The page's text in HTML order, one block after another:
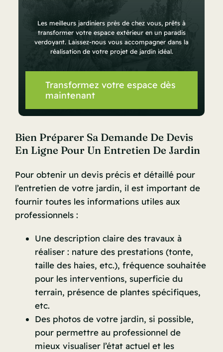
Les meilleurs jardiniers près de chez vous, prêts à
transformer votre espace extérieur en un paradis
verdoyant. Laissez-nous vous accompagner dans la
réalisation de votre projet de jardin idéal.
Transformez votre espace dès
maintenant
Bien Préparer Sa Demande De Devis
En Ligne Pour Un Entretien De Jardin
Pour obtenir un devis précis et détaillé pour
l’entretien de votre jardin, il est important de
fournir toutes les informations utiles aux
professionnels :
Une description claire des travaux à
réaliser : nature des prestations (tonte,
taille des haies, etc.), fréquence souhaitée
pour les interventions, superficie du
terrain, présence de plantes spécifiques,
etc.
Des photos de votre jardin, si possible,
pour permettre au professionnel de
mieux visualiser l’état actuel et les